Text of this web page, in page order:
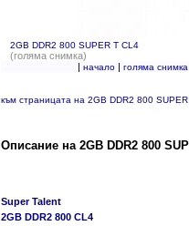
2GB DDR2 800 SUPER T CL4
(голяма снимка)
| начало| голяма снимка
към страницата на 2GB DDR2 800
Описание на 2GB DDR2 800
Super Talent
2GB DDR2 800 CL4